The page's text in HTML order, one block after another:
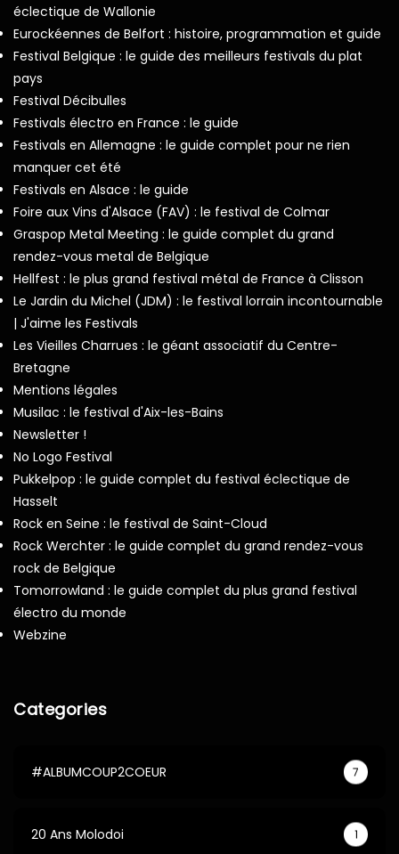
éclectique de Wallonie
Eurockéennes de Belfort : histoire, programmation et guide
Festival Belgique : le guide des meilleurs festivals du plat
pays
Festival Décibulles
Festivals électro en France : le guide
Festivals en Allemagne : le guide complet pour ne rien
manquer cet été
Festivals en Alsace : le guide
Foire aux Vins d'Alsace (FAV) : le festival de Colmar
Graspop Metal Meeting : le guide complet du grand
rendez-vous metal de Belgique
Hellfest : le plus grand festival métal de France à Clisson
Le Jardin du Michel (JDM) : le festival lorrain incontournable
| J'aime les Festivals
Les Vieilles Charrues : le géant associatif du Centre-
Bretagne
Mentions légales
Musilac : le festival d'Aix-les-Bains
Newsletter !
No Logo Festival
Pukkelpop : le guide complet du festival éclectique de
Hasselt
Rock en Seine : le festival de Saint-Cloud
Rock Werchter : le guide complet du grand rendez-vous
rock de Belgique
Tomorrowland : le guide complet du plus grand festival
électro du monde
Webzine
Categories
#ALBUMCOUP2COEUR 7
20 Ans Molodoi 1